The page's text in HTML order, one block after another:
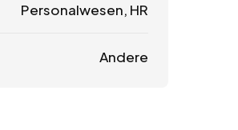
Personalwesen, HR
Andere